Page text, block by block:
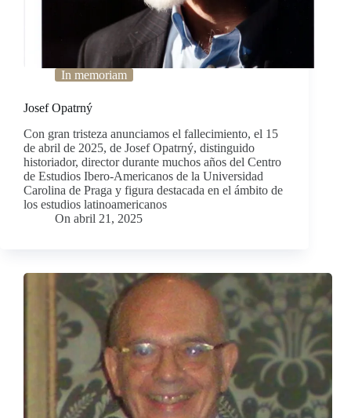
In memoriam
Josef Opatrný
Con gran tristeza anunciamos el fallecimiento, el 15
de abril de 2025, de Josef Opatrný, distinguido
historiador, director durante muchos años del Centro
de Estudios Ibero-Americanos de la Universidad
Carolina de Praga y figura destacada en el ámbito de
los estudios latinoamericanos
On abril 21, 2025